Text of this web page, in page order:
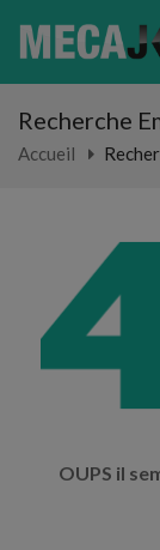
Recherche
Accueil
OUPS il